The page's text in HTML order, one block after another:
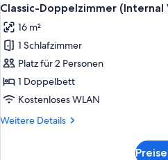
Fotos
für
Classic-
Doppelzimmer
(Internal
View)
1
Classic-Doppelzimmer (Internal
16 m²
1 Schlafzimmer
Platz für 2 Personen
1 Doppelbett
Kostenloses WLAN
Weitere Details
Weitere